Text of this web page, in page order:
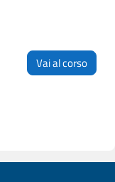
Vai al corso